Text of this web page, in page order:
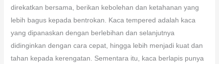
direkatkan bersama, berikan kebolehan dan ketahanan yang
lebih bagus kepada bentrokan. Kaca tempered adalah kaca
yang dipanaskan dengan berlebihan dan selanjutnya
didinginkan dengan cara cepat, hingga lebih menjadi kuat dan
tahan kepada kerengatan. Sementara itu, kaca berlapis punya